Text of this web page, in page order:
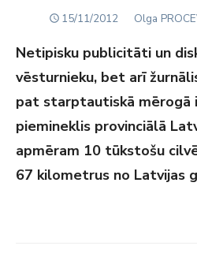
POSTED
15/11/2012 Author
Olga
Netipisku publicitāti un
vēsturnieku, bet arī
pat starptautiskā mērogā
piemineklis provinciālā
apmēram 10 tūkstošu
67 kilometrus no Latvijas